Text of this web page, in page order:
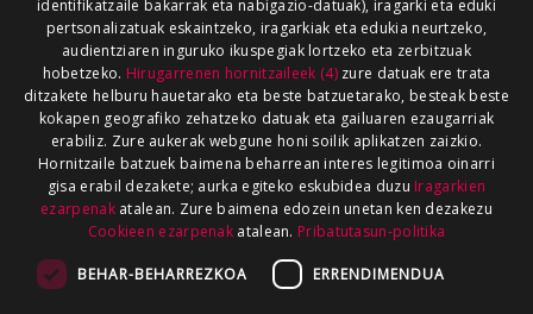
identifikatzaile bakarrak eta nabigazio-datuak), iragarki eta eduki
pertsonalizatuak eskaintzeko, iragarkiak eta edukia neurtzeko,
audientziaren inguruko ikuspegiak lortzeko eta zerbitzuak
hobetzeko. Hirugarrenen hornitzaileek (4)zure datuak ere trata
ditzakete helburu hauetarako eta beste batzuetarako, besteak beste
kokapen geografiko zehatzeko datuak eta gailuaren ezaugarriak
erabiliz. Zure aukerak webgune honi soilik aplikatzen zaizkio.
Hornitzaile batzuek baimena beharrean interes legitimoa oinarri
gisa erabil dezakete; aurka egiteko eskubidea duzu Iragarkien
ezarpenakatalean. Zure baimena edozein unetan ken dezakezu
Cookieen ezarpenak atalean. Pribatutasun-politika
BEHAR-BEHARREZKOA ERRENDIMENDUA